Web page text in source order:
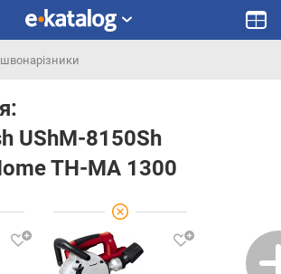
UShM-8150Sh
TH-MA 1300